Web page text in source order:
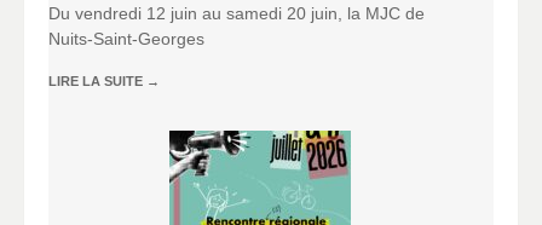
Du vendredi 12 juin au samedi 20 juin, la MJC de
Nuits-Saint-Georges
LIRE LA SUITE →